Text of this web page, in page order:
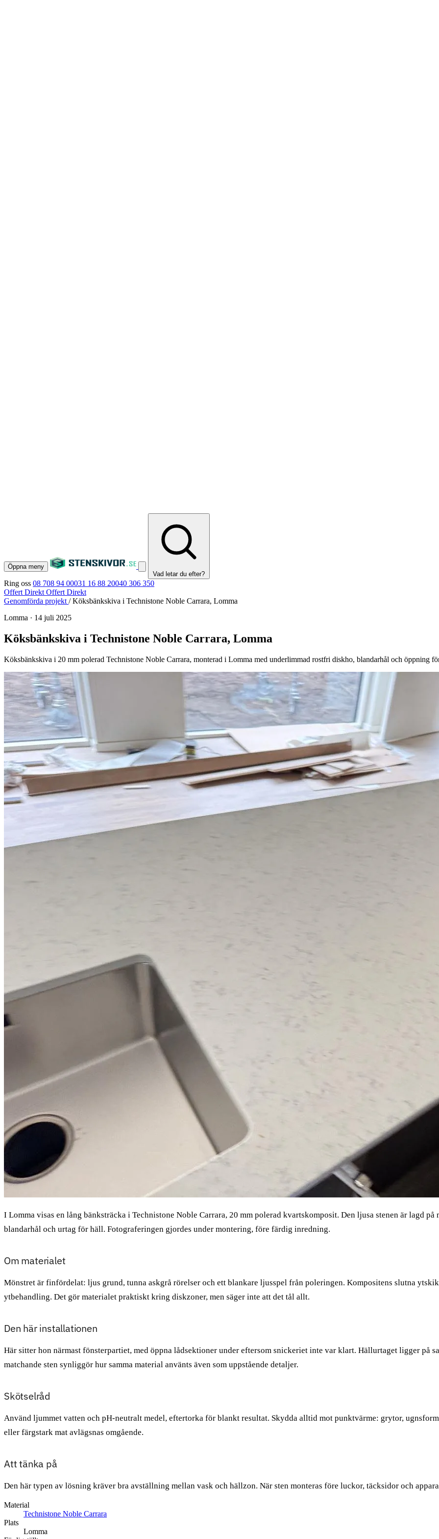
Öppna meny
Vad letar du efter?
Ring oss 08 708 94 00031 16 88 20040 306 350
Offert Direkt Offert Direkt
Genomförda projekt / Köksbänkskiva i Technistone Noble Carrara, Lomma
Lomma · 14 juli 2025
Köksbänkskiva i Technistone Noble Carrara, Lomma
Köksbänkskiva i 20 mm polerad Technistone Noble Carrara, monterad i Lomma med underlimmad rostfri diskho, blandarhål och öppning
I Lomma visas en lång bänksträcka i Technistone Noble Carrara, 20 mm polerad kvartskomposit. Den ljusa stenen är lagd
blandarhål och urtag för häll. Fotograferingen gjordes under montering, före färdig inredning.
Om materialet
Mönstret är finfördelat: ljus grund, tunna askgrå rörelser och ett blankare ljusspel från poleringen. Kompositens slutna
ytbehandling. Det gör materialet praktiskt kring diskzoner, men säger inte att det tål allt.
Den här installationen
Här sitter hon närmast fönsterpartiet, med öppna lådsektioner under eftersom snickeriet inte var klart. Hällurtaget ligger på
matchande sten synliggör hur samma material använts även som uppstående detaljer.
Skötselråd
Använd ljummet vatten och pH-neutralt medel, eftertorka för blankt resultat. Skydda alltid mot punktvärme: grytor,
eller färgstark mat avlägsnas omgående.
Att tänka på
Den här typen av lösning kräver bra avställning mellan vask och hällzon. När sten monteras före luckor, täcksidor och
Material
Technistone Noble Carrara
Plats
Lomma